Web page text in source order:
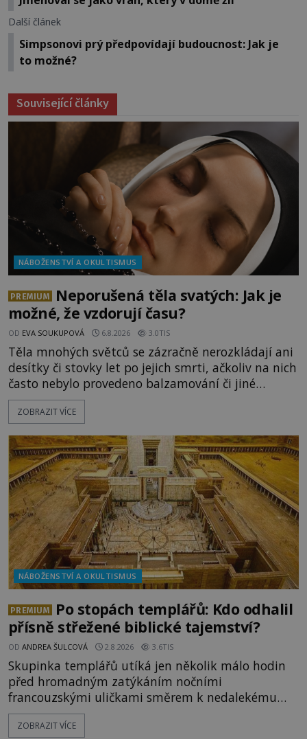
Další článek
Simpsonovi prý předpovídají budoucnost: Jak je
to možné?
Související články
NÁBOŽENSTVÍ A OKULTISMUS
PREMIUM
Neporušená těla svatých: Jak je
možné, že vzdorují času?
OD EVA SOUKUPOVÁ 6.8.2026 3.0TIS
Těla mnohých světců se zázračně nerozkládají ani
desítky či stovky let po jejich smrti, ačkoliv na nich
často nebylo provedeno balzamování či jiné
pokusy o konzervaci. Neporušené ostatky bývají
považovány za důkaz svatosti zemřelých. Jaké
osobností ochraňují? Na hřbitově u kláštera
Milosrdných
ZOBRAZIT VÍCE
NÁBOŽENSTVÍ A OKULTISMUS
PREMIUM
Po stopách templářů: Kdo odhalil
přísně střežené biblické tajemství?
OD ANDREA ŠULCOVÁ 2.8.2026 3.6TIS
Skupinka templářů utíká jen několik málo hodin
před hromadným zatýkáním nočními
francouzskými uličkami směrem k nedalekému
přístavu. Jeden z nich má přes ramena ranec s
tajemným obsahem. Kapitán lodi už na ně čeká.
ZOBRAZIT VÍCE